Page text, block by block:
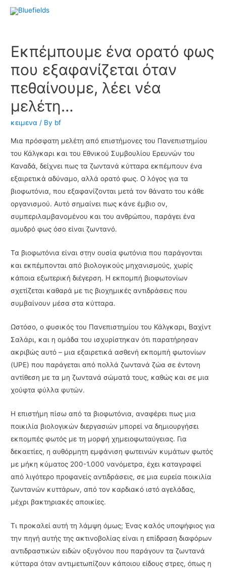
Εκπέμπουμε ένα ορατό φως
που εξαφανίζεται όταν
πεθαίνουμε, λέει νέα
μελέτη…
κειμενα / By bf
Μια πρόσφατη μελέτη από επιστήμονες του Πανεπιστημίου
του Κάλγκαρι και του Εθνικού Συμβουλίου Ερευνών του
Καναδά, δείχνει πως τα ζωντανά κύτταρα εκπέμπουν ένα
εξαιρετικά αδύναμο, αλλά ορατό φως. Ο λόγος για τα
βιοφωτόνια, που εξαφανίζονται μετά τον θάνατο του κάθε
οργανισμού. Αυτό σημαίνει πως κάνε έμβιο ον,
συμπεριλαμβανομένου και του ανθρώπου, παράγει ένα
αμυδρό φως όσο είναι ζωντανό.
Τα βιοφωτόνια είναι στην ουσία φωτόνια που παράγονται
και εκπέμπονται από βιολογικούς μηχανισμούς, χωρίς
κάποια εξωτερική διέγερση. Η εκπομπή βιοφωτονίων
σχετίζεται καθαρά με τις βιοχημικές αντιδράσεις που
συμβαίνουν μέσα στα κύτταρα.
Ωστόσο, ο φυσικός του Πανεπιστημίου του Κάλγκαρι, Βαχίντ
Σαλάρι, και η ομάδα του ισχυρίστηκαν ότι παρατήρησαν
ακριβώς αυτό – μια εξαιρετικά ασθενή εκπομπή φωτονίων
(UPE) που παράγεται από πολλά ζωντανά ζώα σε έντονη
αντίθεση με τα μη ζωντανά σώματά τους, καθώς και σε μια
χούφτα φύλλα φυτών.
Η επιστήμη πίσω από τα βιοφωτόνια, αναφέρει πως μια
ποικιλία βιολογικών διεργασιών μπορεί να δημιουργήσει
εκπομπές φωτός με τη μορφή χημειοφωταύγειας. Για
δεκαετίες, η αυθόρμητη εμφάνιση φωτεινών κυμάτων φωτός
με μήκη κύματος 200-1.000 νανόμετρα, έχει καταγραφεί
από λιγότερο προφανείς αντιδράσεις, σε μια ευρεία ποικιλία
ζωντανών κυττάρων, από τον καρδιακό ιστό αγελάδας,
μέχρι βακτηριακές αποικίες.
Τι προκαλεί αυτή τη λάμψη όμως; Ένας καλός υποψήφιος για
την πηγή αυτής της ακτινοβολίας είναι η επίδραση διαφόρων
αντιδραστικών ειδών οξυγόνου που παράγουν τα ζωντανά
κύτταρα όταν αντιμετωπίζουν κάποιου είδους στρες, όπως η